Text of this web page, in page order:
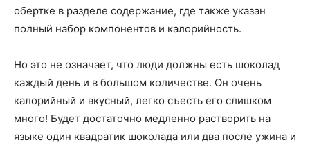
обертке в разделе содержание, где также указан
полный набор компонентов и калорийность.
Но это не означает, что люди должны есть шоколад
каждый день и в большом количестве. Он очень
калорийный и вкусный, легко съесть его слишком
много! Будет достаточно медленно растворить на
языке один квадратик шоколада или два после ужина и